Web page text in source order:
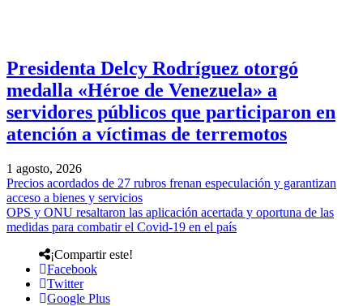
Presidenta Delcy Rodríguez otorgó
medalla «Héroe de Venezuela» a
servidores públicos que participaron en
atención a víctimas de terremotos
1 agosto, 2026
Precios acordados de 27 rubros frenan especulación y garantizan
acceso a bienes y servicios
OPS y ONU resaltaron las aplicación acertada y oportuna de las
medidas para combatir el Covid-19 en el país
¡Compartir este!
Facebook
Twitter
Google Plus